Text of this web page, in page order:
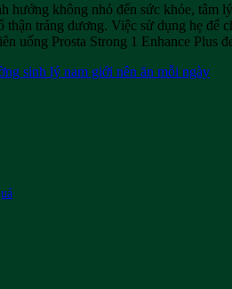
hưởng không nhỏ đến sức khỏe,
tráng dương. Việc sử dụng hẹ
uống Prosta Strong 1 Enhance Plus
sinh lý nam giới nên ăn mỗi ngày